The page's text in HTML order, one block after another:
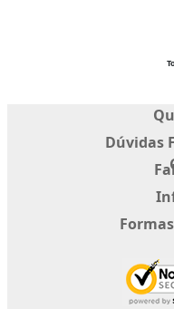
Dúvidas